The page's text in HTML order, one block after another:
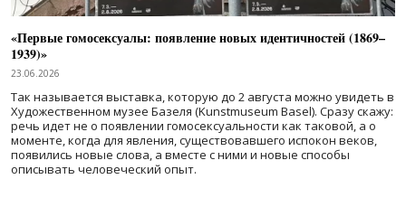
«Первые гомосексуалы: появление новых идентичностей (1869–
1939)»
23.06.2026
Так называется выставка, которую до 2 августа можно увидеть в
Художественном музее Базеля (Kunstmuseum Basel). Сразу скажу:
речь идет не о появлении гомосексуальности как таковой, а о
моменте, когда для явления, существовавшего испокон веков,
появились новые слова, а вместе с ними и новые способы
описывать человеческий опыт.